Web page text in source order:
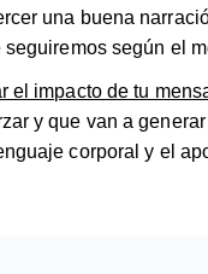
una buena
según el
el impacto de tu
y que van a
corporal y el